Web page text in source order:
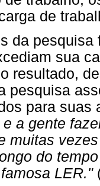
de
da
sua
resultado,
pesquisa
para suas
a gente
muitas
do
LER."